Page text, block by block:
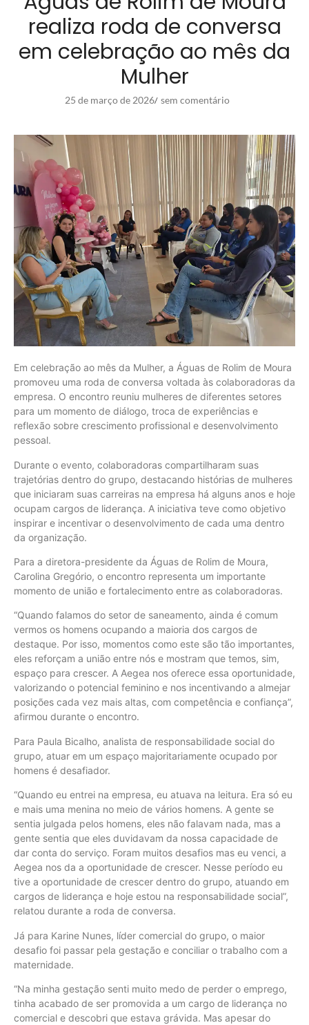
realiza roda de conversa
em celebração ao mês da
Mulher
25 de março de 2026/ sem comentário
Em celebração ao mês da Mulher, a Águas de Rolim de Moura
promoveu uma roda de conversa voltada às colaboradoras da
empresa. O encontro reuniu mulheres de diferentes setores
para um momento de diálogo, troca de experiências e
reflexão sobre crescimento profissional e desenvolvimento
pessoal.
Durante o evento, colaboradoras compartilharam suas
trajetórias dentro do grupo, destacando histórias de mulheres
que iniciaram suas carreiras na empresa há alguns anos e hoje
ocupam cargos de liderança. A iniciativa teve como objetivo
inspirar e incentivar o desenvolvimento de cada uma dentro
da organização.
Para a diretora-presidente da Águas de Rolim de Moura,
Carolina Gregório, o encontro representa um importante
momento de união e fortalecimento entre as colaboradoras.
“Quando falamos do setor de saneamento, ainda é comum
vermos os homens ocupando a maioria dos cargos de
destaque. Por isso, momentos como este são tão importantes,
eles reforçam a união entre nós e mostram que temos, sim,
espaço para crescer. A Aegea nos oferece essa oportunidade,
valorizando o potencial feminino e nos incentivando a almejar
posições cada vez mais altas, com competência e confiança”,
afirmou durante o encontro.
Para Paula Bicalho, analista de responsabilidade social do
grupo, atuar em um espaço majoritariamente ocupado por
homens é desafiador.
“Quando eu entrei na empresa, eu atuava na leitura. Era só eu
e mais uma menina no meio de vários homens. A gente se
sentia julgada pelos homens, eles não falavam nada, mas a
gente sentia que eles duvidavam da nossa capacidade de
dar conta do serviço. Foram muitos desafios mas eu venci, a
Aegea nos da a oportunidade de crescer. Nesse período eu
tive a oportunidade de crescer dentro do grupo, atuando em
cargos de liderança e hoje estou na responsabilidade social”,
relatou durante a roda de conversa.
Já para Karine Nunes, líder comercial do grupo, o maior
desafio foi passar pela gestação e conciliar o trabalho com a
maternidade.
“Na minha gestação senti muito medo de perder o emprego,
tinha acabado de ser promovida a um cargo de liderança no
comercial e descobri que estava grávida. Mas apesar do